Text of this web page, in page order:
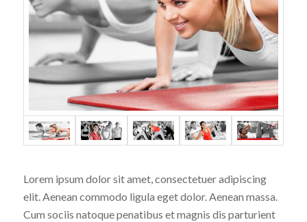
Lorem ipsum dolor sit amet, consectetuer adipiscing
elit. Aenean commodo ligula eget dolor. Aenean massa.
Cum sociis natoque penatibus et magnis dis parturient